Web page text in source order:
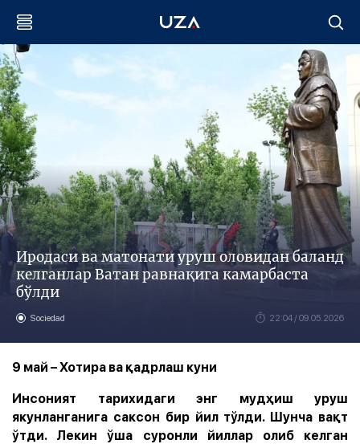
Иродаси ва матонати уруш оловидан баланд
келганлар Ватан равнақига камарбаста
бўлди
Sociedad 22:04 / 09.05.2026
9 май – Хотира ва қадрлаш куни
Инсоният тарихидаги энг мудҳиш уруш
якунланганига саксон бир йил тўлди. Шунча вақт
ўтди. Лекин ўша суронли йиллар олиб келган